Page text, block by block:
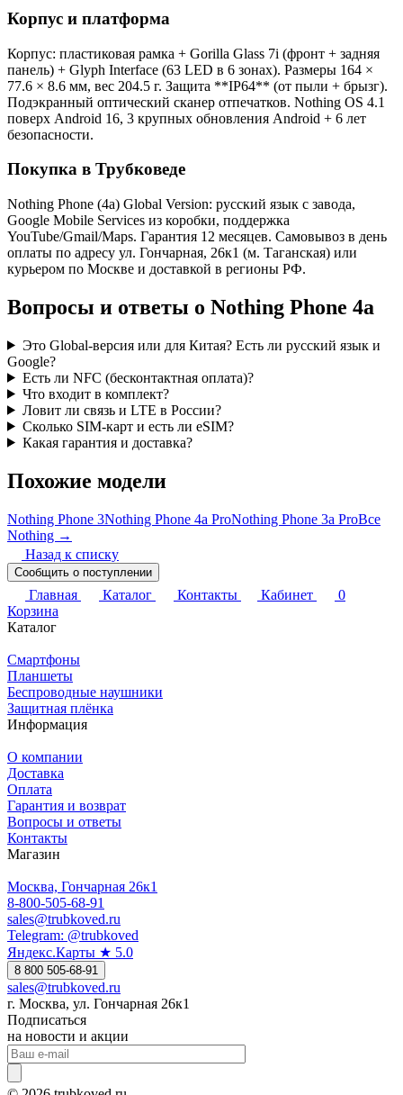
Корпус и платформа
Корпус: пластиковая рамка + Gorilla Glass 7i (фронт + задняя
панель) + Glyph Interface (63 LED в 6 зонах). Размеры 164 ×
77.6 × 8.6 мм, вес 204.5 г. Защита **IP64** (от пыли + брызг).
Подэкранный оптический сканер отпечатков. Nothing OS 4.1
поверх Android 16, 3 крупных обновления Android + 6 лет
безопасности.
Покупка в Трубковеде
Nothing Phone (4a) Global Version: русский язык с завода,
Google Mobile Services из коробки, поддержка
YouTube/Gmail/Maps. Гарантия 12 месяцев. Самовывоз в день
оплаты по адресу ул. Гончарная, 26к1 (м. Таганская) или
курьером по Москве и доставкой в регионы РФ.
Вопросы и ответы о Nothing Phone 4a
Это Global-версия или для Китая? Есть ли русский язык и
Google?
Есть ли NFC (бесконтактная оплата)?
Что входит в комплект?
Ловит ли связь и LTE в России?
Сколько SIM-карт и есть ли eSIM?
Какая гарантия и доставка?
Похожие модели
Nothing Phone 3Nothing Phone 4a ProNothing Phone 3a ProВсе
Nothing →
Назад к списку
Сообщить о поступлении
Главная Каталог Контакты Кабинет
0
Корзина
Каталог
Смартфоны
Планшеты
Беспроводные наушники
Защитная плёнка
Информация
О компании
Доставка
Оплата
Гарантия и возврат
Вопросы и ответы
Контакты
Магазин
Москва, Гончарная 26к1
8-800-505-68-91
sales@trubkoved.ru
Telegram: @trubkoved
Яндекс.Карты ★ 5.0
8 800 505-68-91
sales@trubkoved.ru
г. Москва, ул. Гончарная 26к1
Подписаться
на новости и акции